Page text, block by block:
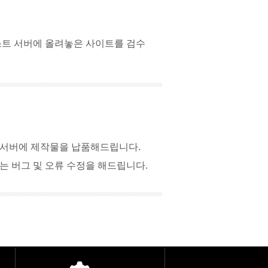
서버에 올려놓은 사이트를 검수
버에 제작물을 납품해드립니다.
버그 및 오류 수정을 해드립니다.